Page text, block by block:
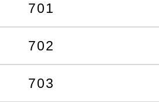
701
702
703